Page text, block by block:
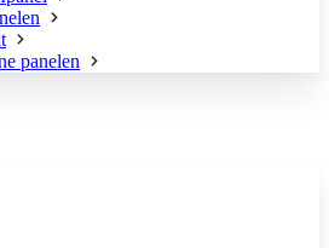
panelen